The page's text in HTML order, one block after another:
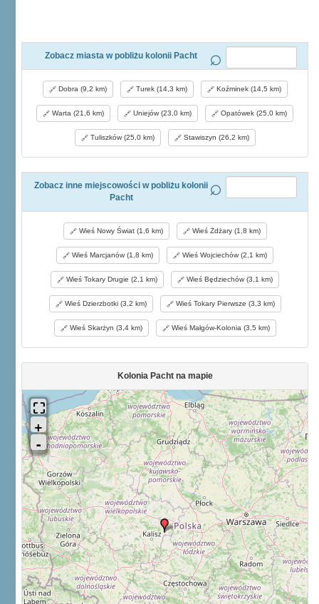
Zobacz miasta w pobliżu kolonii Pacht
Dobra (9,2 km) Turek (14,3 km) Koźminek (14,5 km)
Warta (21,6 km) Uniejów (23,0 km) Opatówek (25,0 km)
Tuliszków (25,0 km) Stawiszyn (26,2 km)
Zobacz inne miejscowości w pobliżu kolonii
Pacht
Wieś Nowy Świat (1,6 km) Wieś Żdżary (1,8 km)
Wieś Marcjanów (1,8 km) Wieś Wojciechów (2,1 km)
Wieś Tokary Drugie (2,1 km) Wieś Będziechów (3,1 km)
Wieś Dzierzbotki (3,2 km) Wieś Tokary Pierwsze (3,3 km)
Wieś Skarżyn (3,4 km) Wieś Małgów-Kolonia (3,5 km)
Kolonia Pacht na mapie